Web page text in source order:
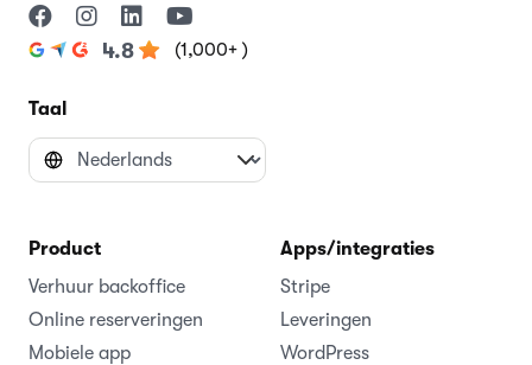
4.8 (1,000+ )
Taal
Product
Verhuur backoffice
Online reserveringen
Mobiele app
Apps/integraties
Stripe
Leveringen
WordPress